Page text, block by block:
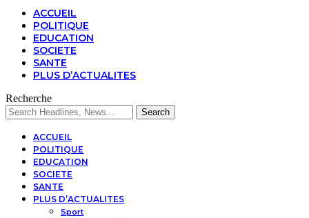
ACCUEIL
POLITIQUE
EDUCATION
SOCIETE
SANTE
PLUS D’ACTUALITES
Recherche
ACCUEIL
POLITIQUE
EDUCATION
SOCIETE
SANTE
PLUS D’ACTUALITES
Sport